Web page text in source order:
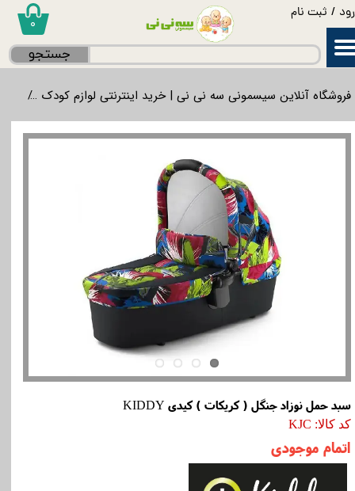
/ ثبت نام
حساب کاربری من
۰
جستجو
فروشگاه آنلاین سیسمونی سه نی نی | خرید اینترنتی لوازم کودک
سبد حمل نوزاد جنگل ( کریکات ) کیدی KIDDY
کد کالا: KJC
اتمام موجودی